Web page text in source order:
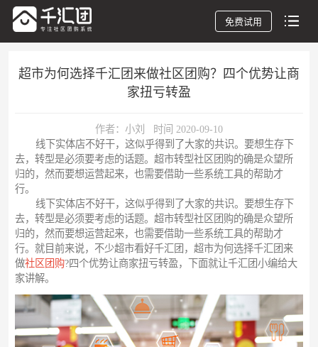
免费试用
超市为何选择千汇团来做社区团购？四个优势让商
家扭亏转盈
作者：小刘 时间 2020-09-10
线下实体店不好干，这似乎得到了大家的共识。要想生存下
去，转型是必须要考虑的话题。超市转型社区团购的确是众望所
归的，然而要想运营起来，也需要借助一些系统工具的帮助才
行。
线下实体店不好干，这似乎得到了大家的共识。要想生存下
去，转型是必须要考虑的话题。超市转型社区团购的确是众望所
归的，然而要想运营起来，也需要借助一些系统工具的帮助才
行。就目前来说，不少超市看好千汇团，超市为何选择千汇团来
做社区团购?四个优势让商家扭亏转盈，下面就让千汇团小编给大
家讲解。